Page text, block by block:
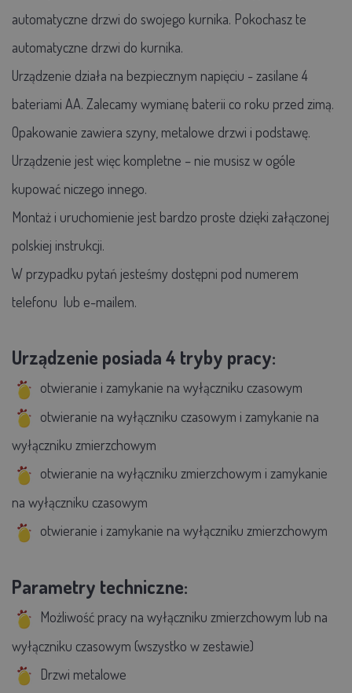
automatyczne drzwi do swojego kurnika. Pokochasz te
automatyczne drzwi do kurnika.
Urządzenie działa na bezpiecznym napięciu - zasilane 4
bateriami AA. Zalecamy wymianę baterii co roku przed zimą.
Opakowanie zawiera szyny, metalowe drzwi i podstawę.
Urządzenie jest więc kompletne – nie musisz w ogóle
kupować niczego innego.
Montaż i uruchomienie jest bardzo proste dzięki załączonej
polskiej instrukcji.
W przypadku pytań jesteśmy dostępni pod numerem
telefonu lub e-mailem.
Urządzenie posiada 4 tryby pracy:
otwieranie i zamykanie na wyłączniku czasowym
otwieranie na wyłączniku czasowym i zamykanie na
wyłączniku zmierzchowym
otwieranie na wyłączniku zmierzchowym i zamykanie
na wyłączniku czasowym
otwieranie i zamykanie na wyłączniku zmierzchowym
Parametry techniczne:
Możliwość pracy na wyłączniku zmierzchowym lub na
wyłączniku czasowym (wszystko w zestawie)
Drzwi metalowe